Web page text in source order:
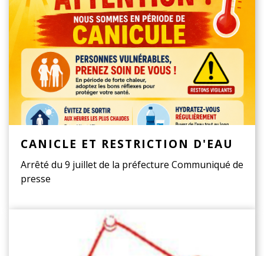
CANICLE ET RESTRICTION D'EAU
Arrêté du 9 juillet de la préfecture Communiqué de
presse